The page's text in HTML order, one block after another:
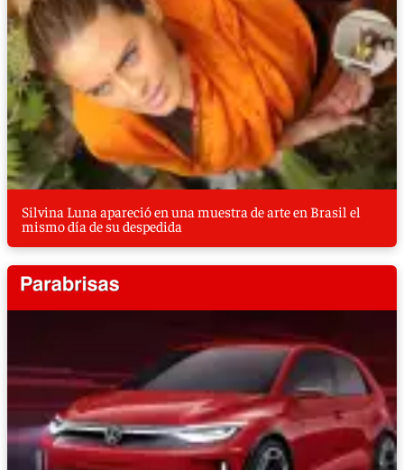
Silvina Luna apareció en una muestra de arte en Brasil el
mismo día de su despedida